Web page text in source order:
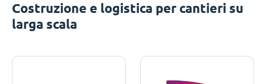
Costruzione e logistica per cantieri su
larga scala